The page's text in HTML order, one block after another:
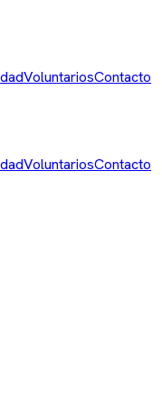
VoluntariosContacto
VoluntariosContacto